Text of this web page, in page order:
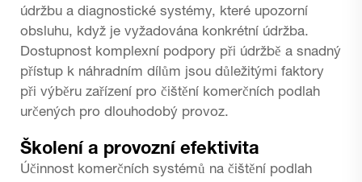
údržbu a diagnostické systémy, které upozorní
obsluhu, když je vyžadována konkrétní údržba.
Dostupnost komplexní podpory při údržbě a snadný
přístup k náhradním dílům jsou důležitými faktory
při výběru zařízení pro čištění komerčních podlah
určených pro dlouhodobý provoz.
Školení a provozní efektivita
Účinnost komerčních systémů na čištění podlah